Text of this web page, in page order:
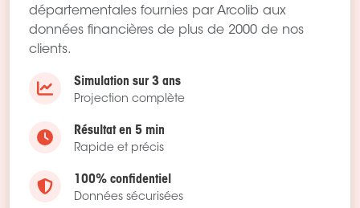
départementales fournies par Arcolib aux
données financières de plus de 2000 de nos
clients.
Simulation sur 3 ans
Projection complète
Résultat en 5 min
Rapide et précis
100% confidentiel
Données sécurisées